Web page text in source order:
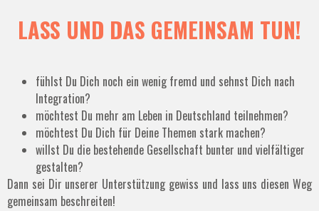
LASS UND DAS GEMEINSAM TUN!
fühlst Du Dich noch ein wenig fremd und sehnst Dich nach
Integration?
möchtest Du mehr am Leben in Deutschland teilnehmen?
möchtest Du Dich für Deine Themen stark machen?
willst Du die bestehende Gesellschaft bunter und vielfältiger
gestalten?
Dann sei Dir unserer Unterstützung gewiss und lass uns diesen Weg
gemeinsam beschreiten!